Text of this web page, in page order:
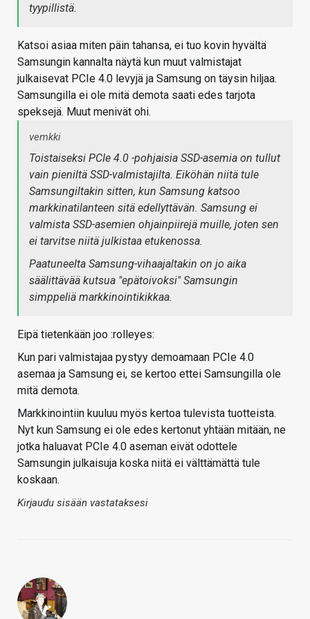
tyypillistä.
Katsoi asiaa miten päin tahansa, ei tuo kovin hyvältä
Samsungin kannalta näytä kun muut valmistajat
julkaisevat PCIe 4.0 levyjä ja Samsung on täysin hiljaa.
Samsungilla ei ole mitä demota saati edes tarjota
speksejä. Muut menivät ohi.
vemkki
Toistaiseksi PCIe 4.0 -pohjaisia SSD-asemia on tullut
vain pieniltä SSD-valmistajilta. Eiköhän niitä tule
Samsungiltakin sitten, kun Samsung katsoo
markkinatilanteen sitä edellyttävän. Samsung ei
valmista SSD-asemien ohjainpiirejä muille, joten sen
ei tarvitse niitä julkistaa etukenossa.
Paatuneelta Samsung-vihaajaltakin on jo aika
säälittävää kutsua "epätoivoksi" Samsungin
simppeliä markkinointikikkaa.
Eipä tietenkään joo :rolleyes:
Kun pari valmistajaa pystyy demoamaan PCIe 4.0
asemaa ja Samsung ei, se kertoo ettei Samsungilla ole
mitä demota.
Markkinointiin kuuluu myös kertoa tulevista tuotteista.
Nyt kun Samsung ei ole edes kertonut yhtään mitään, ne
jotka haluavat PCIe 4.0 aseman eivät odottele
Samsungin julkaisuja koska niitä ei välttämättä tule
koskaan.
Kirjaudu sisään vastataksesi